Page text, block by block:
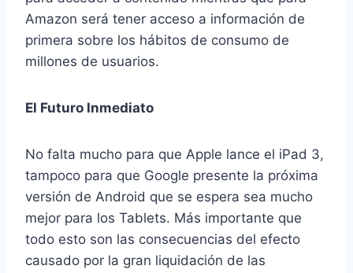
Amazon será tener acceso a información de
primera sobre los hábitos de consumo de
millones de usuarios.
El Futuro Inmediato
No falta mucho para que Apple lance el iPad 3,
tampoco para que Google presente la próxima
versión de Android que se espera sea mucho
mejor para los Tablets. Más importante que
todo esto son las consecuencias del efecto
causado por la gran liquidación de las